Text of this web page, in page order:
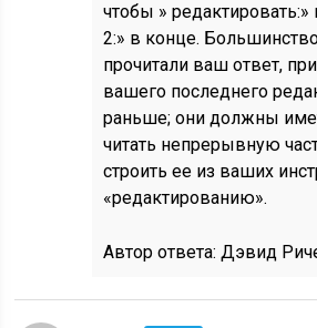
чтобы » редактировать:»
2:» в конце.
прочитали ваш ответ,
вашего последнего
раньше; они должны
читать непрерывную
строить ее из ваших
«редактированию».
Автор ответа:Дэвид